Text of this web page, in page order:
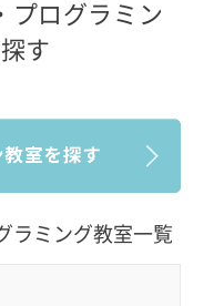
プログラミン
す
ラミング教室一覧